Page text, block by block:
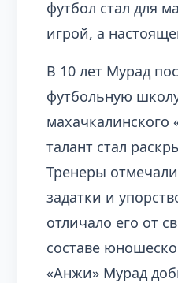
футбол стал для
игрой, а
В 10 лет Мурад
футбольную
махачкалинского
талант стал
Тренеры
задатки и
отличало его от
составе
«Анжи» Мурад